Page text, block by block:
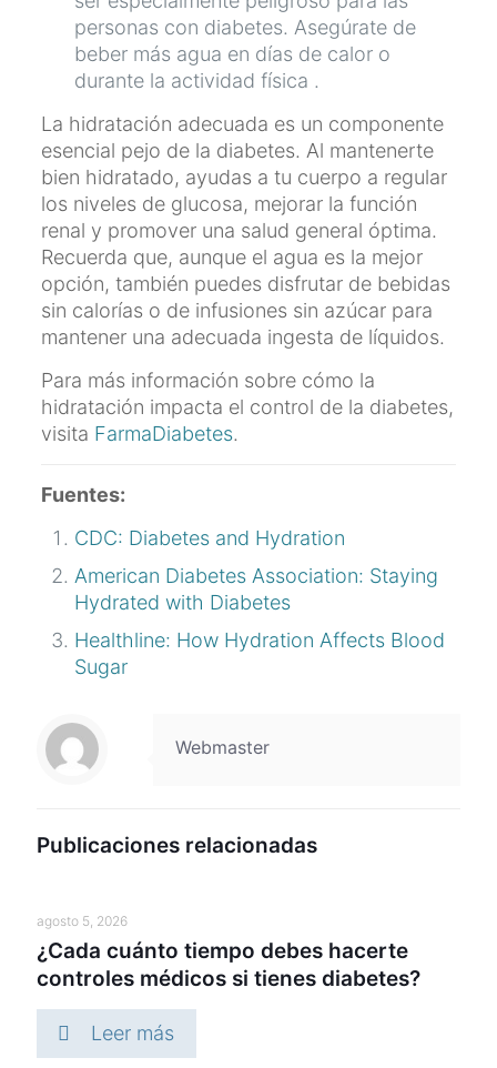
personas con diabetes. Asegúrate de
beber más agua en días de calor o
durante la actividad física .
La hidratación adecuada es un componente
esencial pejo de la diabetes. Al mantenerte
bien hidratado, ayudas a tu cuerpo a regular
los niveles de glucosa, mejorar la función
renal y promover una salud general óptima.
Recuerda que, aunque el agua es la mejor
opción, también puedes disfrutar de bebidas
sin calorías o de infusiones sin azúcar para
mantener una adecuada ingesta de líquidos.
Para más información sobre cómo la
hidratación impacta el control de la diabetes,
visita FarmaDiabetes.
Fuentes:
CDC: Diabetes and Hydration
American Diabetes Association: Staying
Hydrated with Diabetes
Healthline: How Hydration Affects Blood
Sugar
Webmaster
Publicaciones relacionadas
agosto 5, 2026
¿Cada cuánto tiempo debes hacerte
controles médicos si tienes diabetes?
Leer más